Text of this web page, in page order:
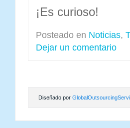
¡Es curioso!
Posteado en Noticias,
Dejar un comentario
Diseñado por